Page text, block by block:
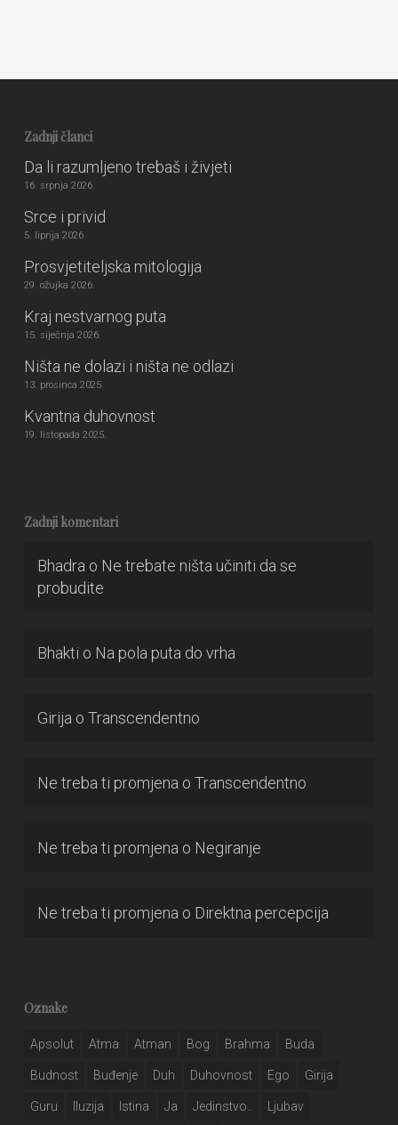
Zadnji članci
Da li razumljeno trebaš i živjeti
16. srpnja 2026.
Srce i privid
5. lipnja 2026.
Prosvjetiteljska mitologija
29. ožujka 2026.
Kraj nestvarnog puta
15. siječnja 2026.
Ništa ne dolazi i ništa ne odlazi
13. prosinca 2025.
Kvantna duhovnost
19. listopada 2025.
Zadnji komentari
Bhadra o Ne trebate ništa učiniti da se
probudite
Bhakti o Na pola puta do vrha
Girija o Transcendentno
Ne treba ti promjena o Transcendentno
Ne treba ti promjena o Negiranje
Ne treba ti promjena o Direktna percepcija
Oznake
Apsolut Atma Atman Bog Brahma Buda
Budnost Buđenje Duh Duhovnost Ego Girija
Guru Iluzija Istina Ja Jedinstvo.. Ljubav